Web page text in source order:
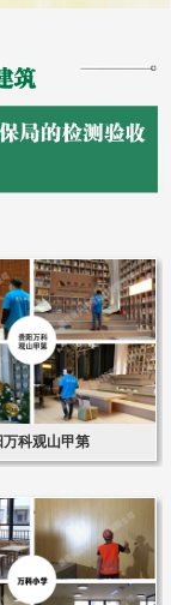
万科观山甲第